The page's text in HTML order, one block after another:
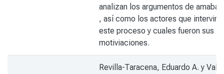
analizan los argumentos de
, así como los actores que
este proceso y cuales fueron sus
motiviaciones.
Revilla-Taracena, Eduardo A. y